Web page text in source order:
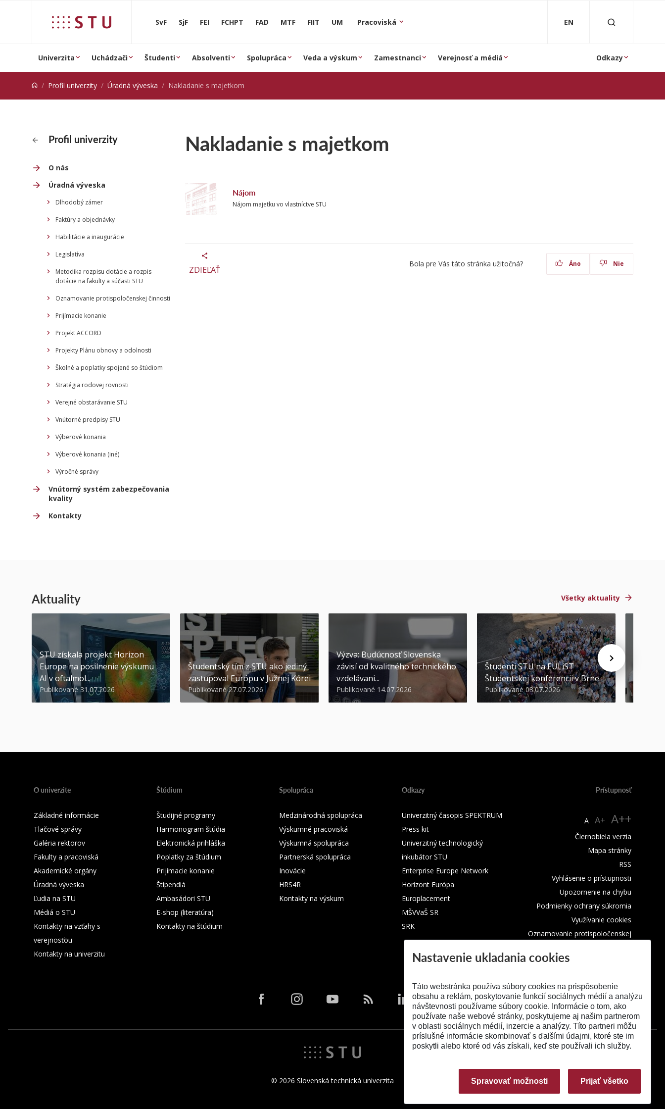
SvF SjF FEI FCHPT FAD MTF FIIT UM Pracoviská EN
Univerzita Uchádzači Študenti Absolventi Spolupráca Veda a výskum Zamestnanci Verejnosť a médiá Odkazy
Profil univerzity Úradná výveska Nakladanie s majetkom
Profil univerzity
O nás
Úradná výveska
Dlhodobý zámer
Faktúry a objednávky
Habilitácie a inaugurácie
Legislatíva
Metodika rozpisu dotácie a rozpis
dotácie na fakulty a súčasti STU
Oznamovanie protispoločenskej činnosti
Prijímacie konanie
Projekt ACCORD
Projekty Plánu obnovy a odolnosti
Školné a poplatky spojené so štúdiom
Stratégia rodovej rovnosti
Verejné obstarávanie STU
Vnútorné predpisy STU
Výberové konania
Výberové konania (iné)
Výročné správy
Vnútorný systém zabezpečovania
kvality
Kontakty
Nakladanie s majetkom
Nájom
Nájom majetku vo vlastníctve STU
ZDIEĽAŤ
Bola pre Vás táto stránka užitočná? Áno Nie
Aktuality Všetky aktuality
STU získala projekt Horizon
Europe na posilnenie výskumu
AI v oftalmol...
Publikované 31.07.2026
Študentský tím z STU ako jediný
zastupoval Európu v Južnej Kórei
Publikované 27.07.2026
Výzva: Budúcnosť Slovenska
závisí od kvalitného technického
vzdelávani...
Publikované 14.07.2026
Študenti STU na EULiST
Študentskej konferencii v Brne
Publikované 03.07.2026
O univerzite
Základné informácie
Tlačové správy
Galéria rektorov
Fakulty a pracoviská
Akademické orgány
Úradná výveska
Ľudia na STU
Médiá o STU
Kontakty na vzťahy s
verejnosťou
Kontakty na univerzitu
Štúdium
Študijné programy
Harmonogram štúdia
Elektronická prihláška
Poplatky za štúdium
Prijímacie konanie
Štipendiá
Ambasádori STU
E-shop (literatúra)
Kontakty na štúdium
Spolupráca
Medzinárodná spolupráca
Výskumné pracoviská
Výskumná spolupráca
Partnerská spolupráca
Inovácie
HRS4R
Kontakty na výskum
Odkazy
Univerzitný časopis SPEKTRUM
Press kit
Univerzitný technologický
inkubátor STU
Enterprise Europe Network
Horizont Európa
Europlacement
MŠVVaŠ SR
SRK
Prístupnosť
A A+ A++
Čiernobiela verzia
Mapa stránky
RSS
Vyhlásenie o prístupnosti
Upozornenie na chybu
Podmienky ochrany súkromia
Využívanie cookies
Oznamovanie protispoločenskej
© 2026 Slovenská technická univerzita
Nastavenie ukladania cookies
Táto webstránka používa súbory cookies na prispôsobenie
obsahu a reklám, poskytovanie funkcií sociálnych médií a analýzu
návštevnosti používame súbory cookie. Informácie o tom, ako
používate naše webové stránky, poskytujeme aj našim partnerom
v oblasti sociálnych médií, inzercie a analýzy. Títo partneri môžu
príslušné informácie skombinovať s ďalšími údajmi, ktoré ste im
poskytli alebo ktoré od vás získali, keď ste používali ich služby.
Spravovať možnosti Prijať všetko